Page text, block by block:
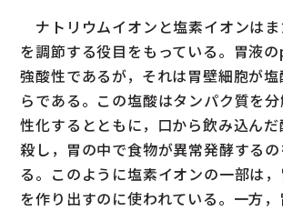
ナトリウムイオンと塩素イオンは
を調節する役目をもっている。胃液
強酸性であるが，それは胃壁細胞が
らである。この塩酸はタンパク質を
性化するとともに，口から飲み込ん
殺し，胃の中で食物が異常発酵する
る。このように塩素イオンの一部は
を作り出すのに使われている。一方